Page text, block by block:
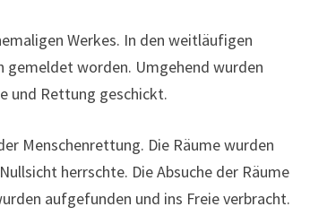
Werkes. In den weitläufigen
gemeldet worden. Umgehend wurden
und Rettung geschickt.
Menschenrettung. Die Räume wurden
herrschte. Die Absuche der Räume
aufgefunden und ins Freie verbracht.